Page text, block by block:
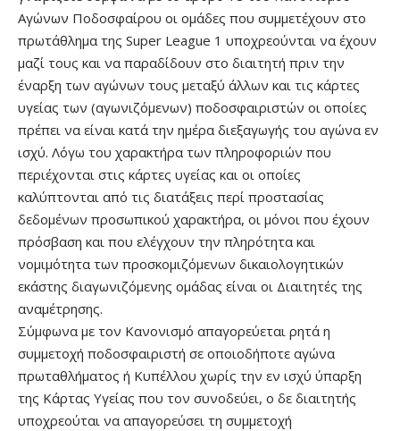
Αγώνων Ποδοσφαίρου οι ομάδες που συμμετέχουν στο
πρωτάθλημα της Super League 1 υποχρεούνται να έχουν
μαζί τους και να παραδίδουν στο διαιτητή πριν την
έναρξη των αγώνων τους μεταξύ άλλων και τις κάρτες
υγείας των (αγωνιζόμενων) ποδοσφαιριστών οι οποίες
πρέπει να είναι κατά την ημέρα διεξαγωγής του αγώνα εν
ισχύ. Λόγω του χαρακτήρα των πληροφοριών που
περιέχονται στις κάρτες υγείας και οι οποίες
καλύπτονται από τις διατάξεις περί προστασίας
δεδομένων προσωπικού χαρακτήρα, οι μόνοι που έχουν
πρόσβαση και που ελέγχουν την πληρότητα και
νομιμότητα των προσκομιζόμενων δικαιολογητικών
εκάστης διαγωνιζόμενης ομάδας είναι οι Διαιτητές της
αναμέτρησης.
Σύμφωνα με τον Κανονισμό απαγορεύεται ρητά η
συμμετοχή ποδοσφαιριστή σε οποιοδήποτε αγώνα
πρωταθλήματος ή Κυπέλλου χωρίς την εν ισχύ ύπαρξη
της Κάρτας Υγείας που τον συνοδεύει, ο δε διαιτητής
υποχρεούται να απαγορεύσει τη συμμετοχή